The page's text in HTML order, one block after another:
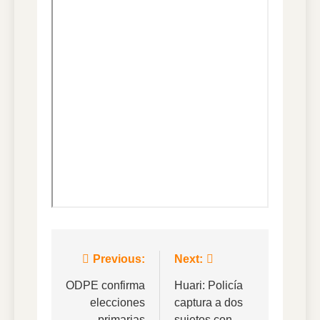
Navegación
de
entradas
Previous:
ODPE confirma
elecciones
Next:
Huari: Policía
captura a dos